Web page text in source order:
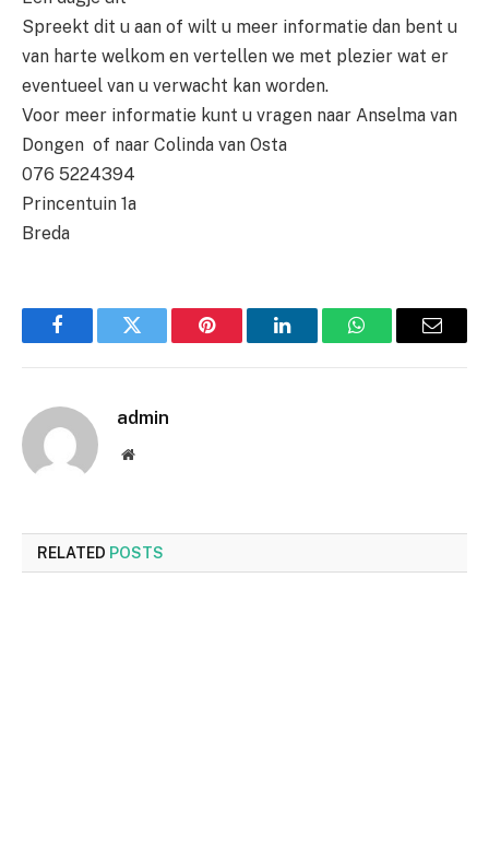
Spreekt dit u aan of wilt u meer informatie dan bent u
van harte welkom en vertellen we met plezier wat er
eventueel van u verwacht kan worden.
Voor meer informatie kunt u vragen naar Anselma van
Dongen of naar Colinda van Osta
076 5224394
Princentuin 1a
Breda
FacebookTwitter Pinterest LinkedInWhatsAppEmail
admin
Website
RELATED POSTS